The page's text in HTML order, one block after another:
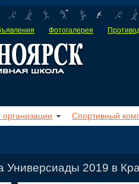
Фотогалерея
Спортивный
Универсиады 2019 в